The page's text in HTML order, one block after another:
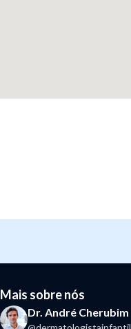
Mais sobre nós
Dr. André Cherubim